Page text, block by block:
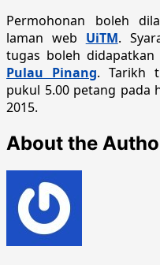
Permohonan boleh
laman web UiTM.
tugas boleh didapatkan
Pulau Pinang. Tarikh
pukul 5.00 petang pada
2015.
About the